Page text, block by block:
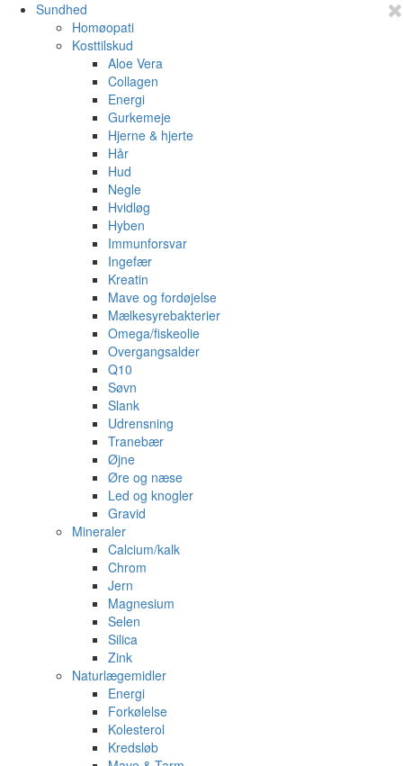
Sundhed
Homøopati
Kosttilskud
Aloe Vera
Collagen
Energi
Gurkemeje
Hjerne & hjerte
Hår
Hud
Negle
Hvidløg
Hyben
Immunforsvar
Ingefær
Kreatin
Mave og fordøjelse
Mælkesyrebakterier
Omega/fiskeolie
Overgangsalder
Q10
Søvn
Slank
Udrensning
Tranebær
Øjne
Øre og næse
Led og knogler
Gravid
Mineraler
Calcium/kalk
Chrom
Jern
Magnesium
Selen
Silica
Zink
Naturlægemidler
Energi
Forkølelse
Kolesterol
Kredsløb